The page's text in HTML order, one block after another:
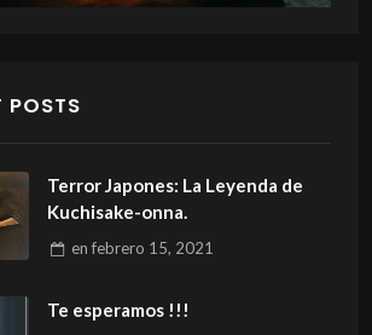
POSTS
Terror Japones: La Leyenda de
Kuchisake-onna.
en febrero 15, 2021
Te esperamos !!!